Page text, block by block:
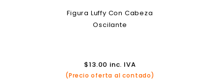
Figura Luffy Con Cabeza
Oscilante
$13.00 inc. IVA
(Precio oferta al contado)